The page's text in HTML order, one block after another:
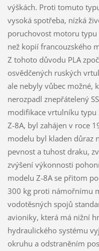
výškách. Proti tomuto
vysoká spotřeba, nízká
poruchovost motoru
než kopií francouzského
Z tohoto důvodu PLA
osvědčených ruských
ale nebyly vůbec možné,
nerozpadl znepřátelený
modifikace vrtulníku typu
Z-8A, byl zahájen v roce
modelu byl kladen důraz
pevnost a tuhost draku,
zvýšení výkonnosti
modelu Z-8A se přitom
300 kg proti námořnímu
vodotěsných spojů
avioniky, která má nižní
hydraulického systému
okruhu a odstraněním